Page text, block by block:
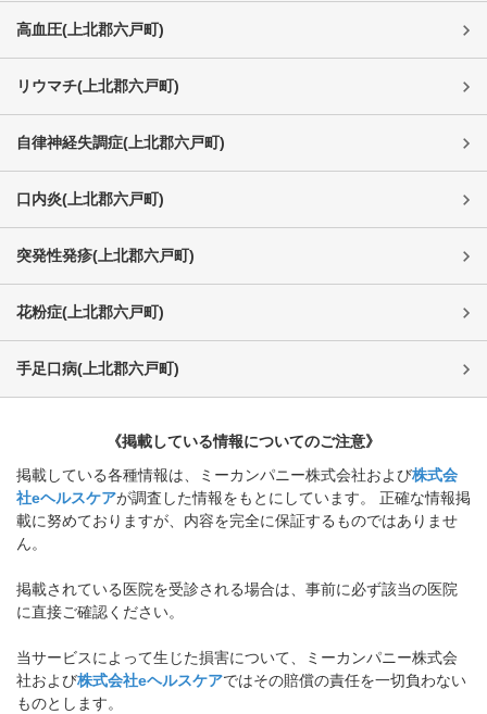
高血圧(上北郡六戸町)
リウマチ(上北郡六戸町)
自律神経失調症(上北郡六戸町)
口内炎(上北郡六戸町)
突発性発疹(上北郡六戸町)
花粉症(上北郡六戸町)
手足口病(上北郡六戸町)
《掲載している情報についてのご注意》
掲載している各種情報は、ミーカンパニー株式会社および株式会
社eヘルスケアが調査した情報をもとにしています。 正確な情報掲
載に努めておりますが、内容を完全に保証するものではありませ
ん。
掲載されている医院を受診される場合は、事前に必ず該当の医院
に直接ご確認ください。
当サービスによって生じた損害について、ミーカンパニー株式会
社および株式会社eヘルスケアではその賠償の責任を一切負わない
ものとします。